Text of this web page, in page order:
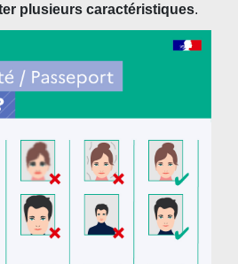
plusieurs caractéristiques.